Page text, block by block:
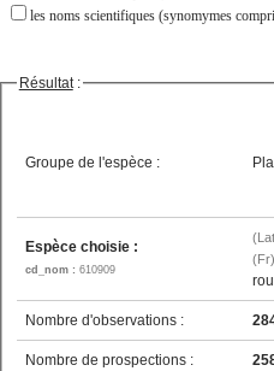
les noms scientifiques (synomymes
Résultat:
Groupe de l'espèce :
Espèce choisie :
cd_nom : 610909
Nombre d'observations :
Nombre de prospections :